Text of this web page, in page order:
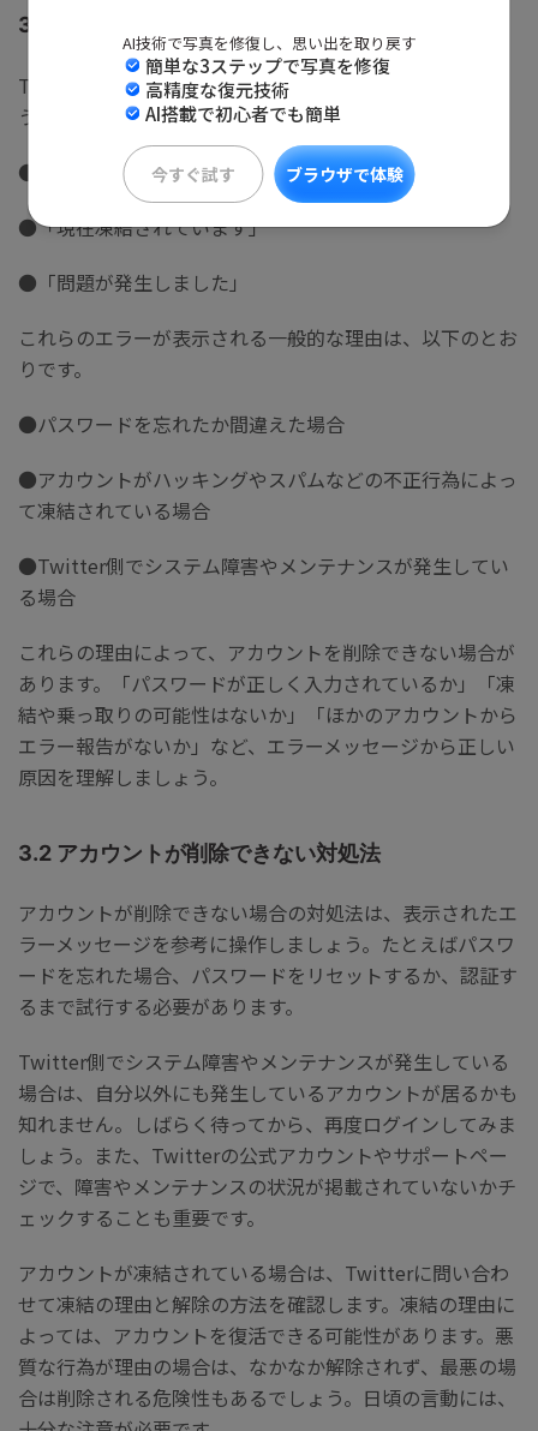
AI技術で写真を修復し、思い出を取り戻す
簡単な3ステップで写真を修復
高精度な復元技術
AI搭載で初心者でも簡単
今すぐ試す ブラウザで体験
3.1 アカウントが削除できない一般的な理由
Twitterアカウントを削除しようとしたときに、以下のよ
うなエラーが表示されることがあります。
●「パスワードが正しくありません」
●「現在凍結されています」
●「問題が発生しました」
これらのエラーが表示される一般的な理由は、以下のとお
りです。
●パスワードを忘れたか間違えた場合
●アカウントがハッキングやスパムなどの不正行為によっ
て凍結されている場合
●Twitter側でシステム障害やメンテナンスが発生してい
る場合
これらの理由によって、アカウントを削除できない場合が
あります。「パスワードが正しく入力されているか」「凍
結や乗っ取りの可能性はないか」「ほかのアカウントから
エラー報告がないか」など、エラーメッセージから正しい
原因を理解しましょう。
3.2 アカウントが削除できない対処法
アカウントが削除できない場合の対処法は、表示されたエ
ラーメッセージを参考に操作しましょう。たとえばパスワ
ードを忘れた場合、パスワードをリセットするか、認証す
るまで試行する必要があります。
Twitter側でシステム障害やメンテナンスが発生している
場合は、自分以外にも発生しているアカウントが居るかも
知れません。しばらく待ってから、再度ログインしてみま
しょう。また、Twitterの公式アカウントやサポートペー
ジで、障害やメンテナンスの状況が掲載されていないかチ
ェックすることも重要です。
アカウントが凍結されている場合は、Twitterに問い合わ
せて凍結の理由と解除の方法を確認します。凍結の理由に
よっては、アカウントを復活できる可能性があります。悪
質な行為が理由の場合は、なかなか解除されず、最悪の場
合は削除される危険性もあるでしょう。日頃の言動には、